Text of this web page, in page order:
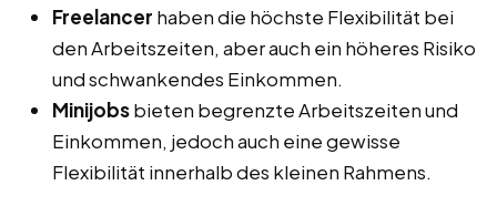
Freelancer haben die höchste Flexibilität bei
den Arbeitszeiten, aber auch ein höheres Risiko
und schwankendes Einkommen.
Minijobsbieten begrenzte Arbeitszeiten und
Einkommen, jedoch auch eine gewisse
Flexibilität innerhalb des kleinen Rahmens.